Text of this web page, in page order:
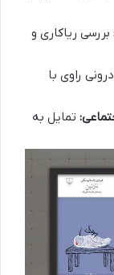
بررسی ریاکاری و
راوی با
تمایل به